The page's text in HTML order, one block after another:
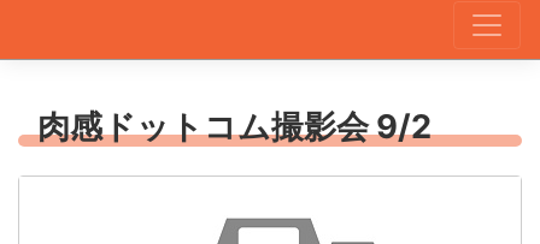
肉感ドットコム撮影会 9/2